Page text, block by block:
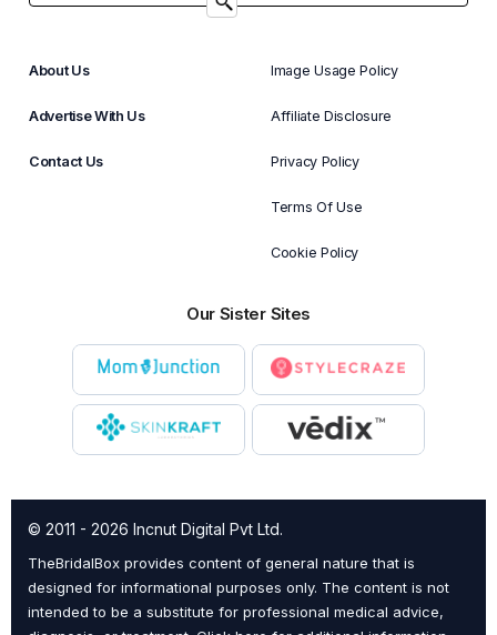
About Us
Advertise With Us
Contact Us
Image Usage Policy
Affiliate Disclosure
Privacy Policy
Terms Of Use
Cookie Policy
Our Sister Sites
© 2011 - 2026 Incnut Digital Pvt Ltd.
TheBridalBox provides content of general nature that is
designed for informational purposes only. The content is not
intended to be a substitute for professional medical advice,